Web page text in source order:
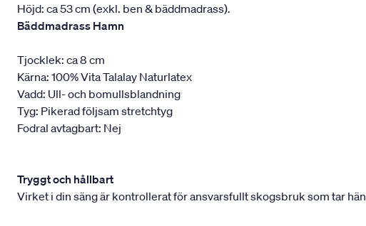
Höjd: ca 53 cm (exkl. ben & bäddmadrass).
Bäddmadrass Hamn
Tjocklek: ca 8 cm
Kärna: 100% Vita Talalay Naturlatex
Vadd: Ull- och bomullsblandning
Tyg: Pikerad följsam stretchtyg
Fodral avtagbart: Nej
Tryggt och hållbart
Virket i din säng är kontrollerat för ansvarsfullt skogsbruk som tar